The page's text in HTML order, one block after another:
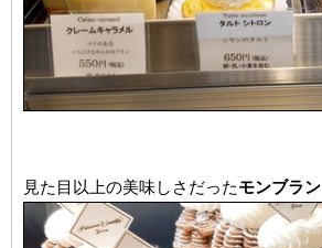
見た目以上の美味しさだったモンブラン